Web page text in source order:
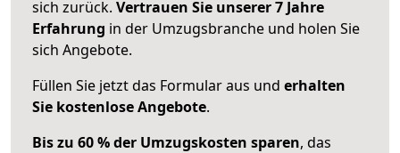
sich zurück. Vertrauen Sie unserer 7 Jahre
Erfahrung in der Umzugsbranche und holen Sie
sich Angebote.
Füllen Sie jetzt das Formular aus und erhalten
Sie kostenlose Angebote.
Bis zu 60 % der Umzugskosten sparen, das